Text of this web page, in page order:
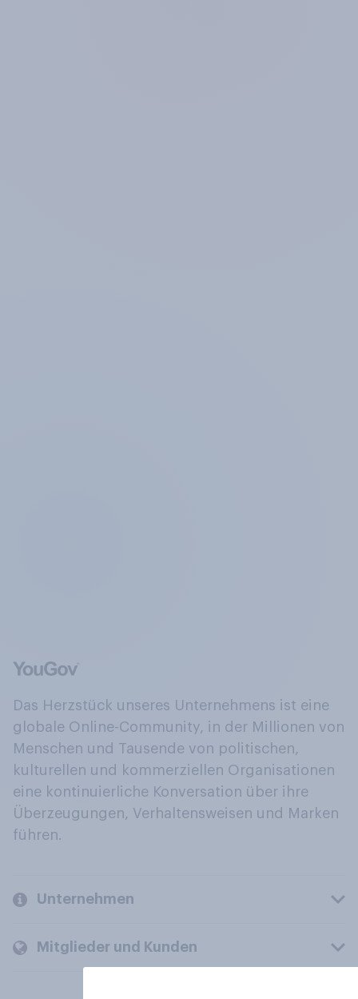
Das Herzstück unseres Unternehmens ist eine
globale Online-Community, in der Millionen von
Menschen und Tausende von politischen,
kulturellen und kommerziellen Organisationen
eine kontinuierliche Konversation über ihre
Überzeugungen, Verhaltensweisen und Marken
führen.
Unternehmen
Mitglieder und Kunden